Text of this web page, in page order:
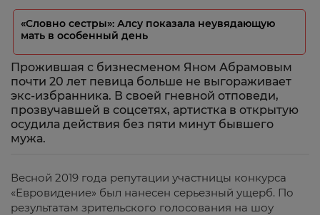
«Словно сестры»: Алсу показала неувядающую
мать в особенный день
Прожившая с бизнесменом Яном Абрамовым
почти 20 лет певица больше не выгораживает
экс-избранника. В своей гневной отповеди,
прозвучавшей в соцсетях, артистка в открытую
осудила действия без пяти минут бывшего
мужа.
Весной 2019 года репутации участницы конкурса
«Евровидение» был нанесен серьезный ущерб. По
результатам зрительского голосования на шоу